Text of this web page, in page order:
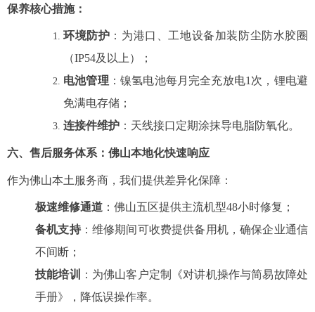
保养核心措施：
环境防护 ：为港口、工地设备加装防尘防水胶圈
（IP54及以上）；
电池管理 ：镍氢电池每月完全充放电1次，锂电避
免满电存储；
连接件维护 ：天线接口定期涂抹导电脂防氧化。
六、售后服务体系：佛山本地化快速响应
作为佛山本土服务商，我们提供差异化保障：
极速维修通道 ：佛山五区提供主流机型48小时修复；
备机支持：维修期间可收费提供备用机，确保企业通信
不间断；
技能培训
：为佛山客户定制《对讲机操作与简易故障处
手册》，降低误操作率。